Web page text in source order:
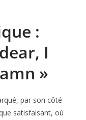
:
I
»
par son côté
satisfaisant, où